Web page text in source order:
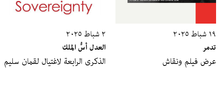
١٩ شباط ٢٠٢٥
تدمر
عرض فيلم ونقاش
٢ شباط ٢٠٢٥
العدل أسُّ الملك
الذكرى الرابعة لاغتيال لقمان سليم